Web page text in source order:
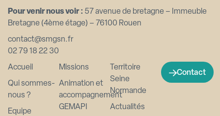
Pour venir nous voir : 57 avenue de bretagne – Immeuble
Bretagne (4ème étage) – 76100 Rouen
contact@smgsn.fr
02 79 18 22 30
Accueil
Qui sommes-
nous ?
Equipe
Missions
Animation et
accompagnement
GEMAPI
Territoire
Seine
Normande
Actualités
Contact